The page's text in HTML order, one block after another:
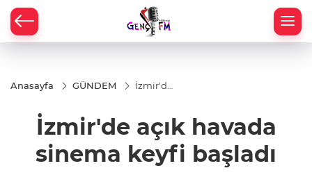
Anasayfa GÜNDEM
İzmir'de
keyfi
başladı
İzmir'de açık havada
sinema keyfi başladı